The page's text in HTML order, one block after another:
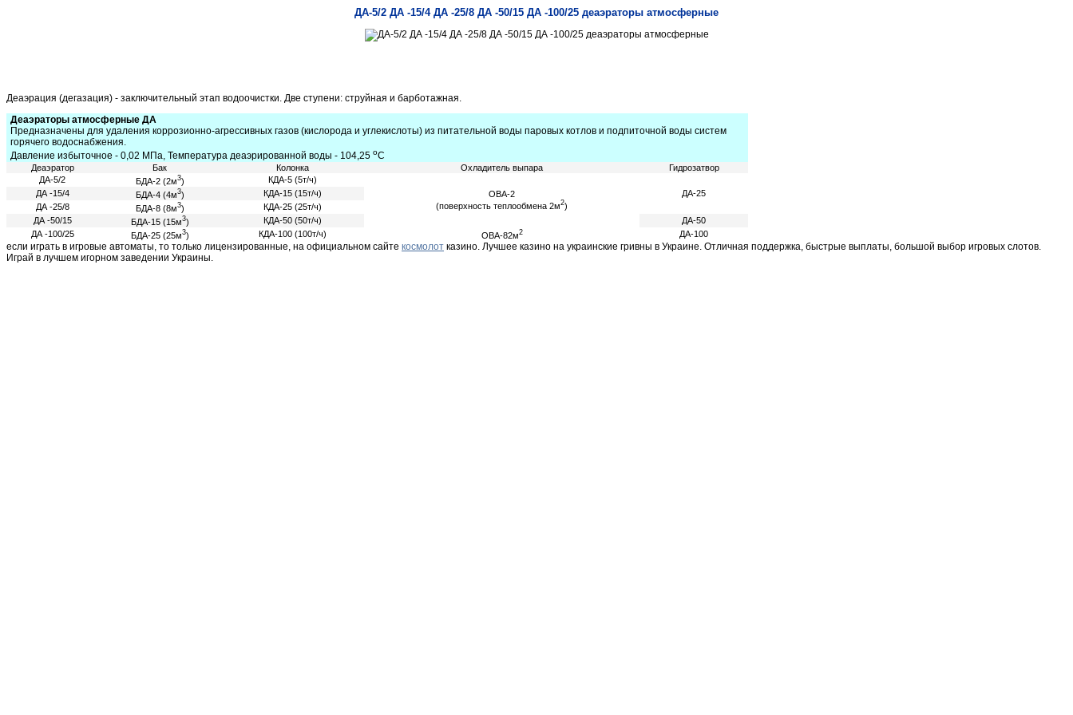
ДА-5/2 ДА -15/4 ДА -25/8 ДА -50/15 ДА -100/25 деаэраторы атмосферные
Деаэрация (дегазация) - заключительный этап водоочистки. Две ступени: струйная и барботажная.
Деаэраторы атмосферные ДА
Предназначены для удаления коррозионно-агрессивных газов (кислорода и углекислоты) из питательной воды паровых котлов и подпиточной воды систем
горячего водоснабжения.
Давление избыточное - 0,02 МПа, Температура деаэрированной воды - 104,25 оС
Деаэратор Бак Колонка Охладитель выпара
Гидрозатвор
ДА-5/2
БДА-2 (2м3)
КДА-5 (5т/ч)
ОВА-2
(поверхность теплообмена 2м2)
ДА-25
ДА -15/4 БДА-4 (4м3)
КДА-15 (15т/ч)
ДА -25/8
БДА-8 (8м3)
КДА-25 (25т/ч)
ДА -50/15
БДА-15 (15м3) КДА-50 (50т/ч)
ДА-50
ДА -100/25
БДА-25 (25м3) КДА-100 (100т/ч) ОВА-82м2 ДА-100
если играть в игровые автоматы, то только лицензированные, на официальном сайте космолот казино. Лучшее казино на украинские гривны в Украине. Отличная поддержка, быстрые выплаты, большой выбор игровых слотов.
Играй в лучшем игорном заведении Украины.